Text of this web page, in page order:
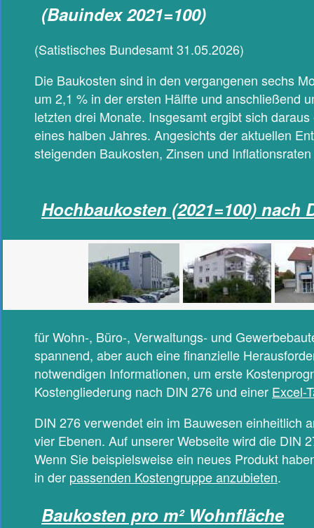
(Bauindex 2021=100)
(Satistisches Bundesamt 31.05.2026)
Die Baukosten sind in den vergangenen sechs
um 2,1 % in der ersten Hälfte und anschließend
letzten drei Monate. Insgesamt ergibt sich
eines halben Jahres. Angesichts der aktuellen
steigenden Baukosten, Zinsen und
Hochbaukosten (2021=100) nach
für Wohn-, Büro-, Verwaltungs- und
spannend, aber auch eine finanzielle
notwendigen Informationen, um erste
Kostengliederung nach DIN 276 und einer Excel-
DIN 276 verwendet ein im Bauwesen einheitlich
vier Ebenen. Auf unserer Webseite wird die DIN
Wenn Sie beispielsweise ein neues Produkt
in der passenden Kostengruppe anzubieten.
Baukosten pro m² Wohnfläche